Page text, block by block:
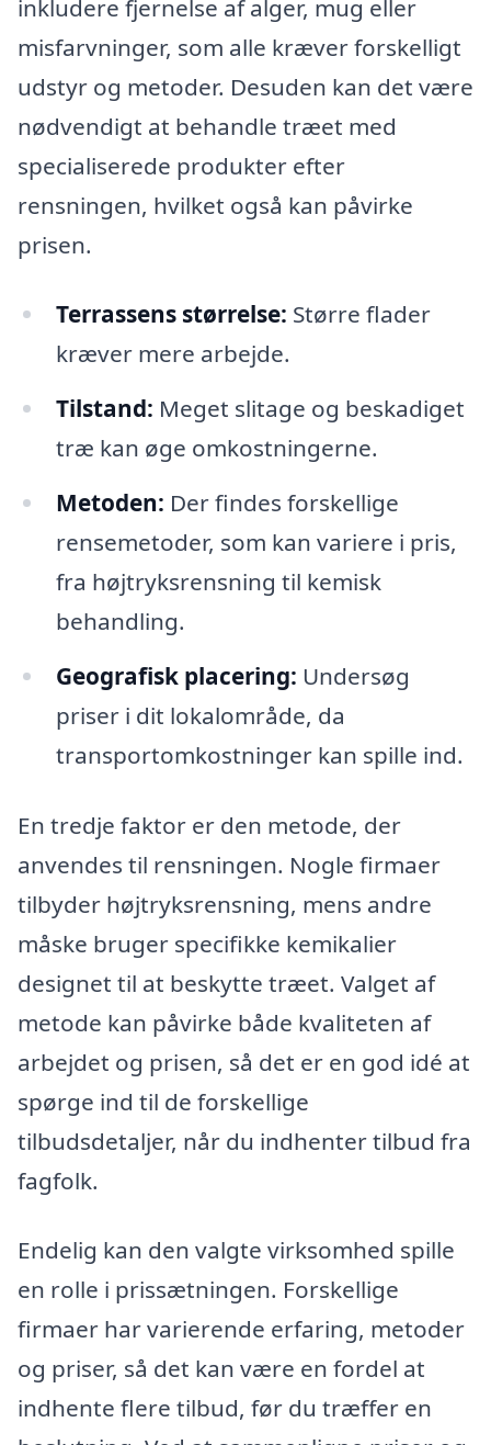
inkludere fjernelse af alger, mug eller
misfarvninger, som alle kræver forskelligt
udstyr og metoder. Desuden kan det være
nødvendigt at behandle træet med
specialiserede produkter efter
rensningen, hvilket også kan påvirke
prisen.
Terrassens størrelse: Større flader
kræver mere arbejde.
Tilstand: Meget slitage og beskadiget
træ kan øge omkostningerne.
Metoden: Der findes forskellige
rensemetoder, som kan variere i pris,
fra højtryksrensning til kemisk
behandling.
Geografisk placering: Undersøg
priser i dit lokalområde, da
transportomkostninger kan spille ind.
En tredje faktor er den metode, der
anvendes til rensningen. Nogle firmaer
tilbyder højtryksrensning, mens andre
måske bruger specifikke kemikalier
designet til at beskytte træet. Valget af
metode kan påvirke både kvaliteten af
arbejdet og prisen, så det er en god idé at
spørge ind til de forskellige
tilbudsdetaljer, når du indhenter tilbud fra
fagfolk.
Endelig kan den valgte virksomhed spille
en rolle i prissætningen. Forskellige
firmaer har varierende erfaring, metoder
og priser, så det kan være en fordel at
indhente flere tilbud, før du træffer en